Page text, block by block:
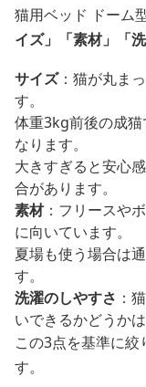
猫用ベッド ドーム
イズ」「素材」「
サイズ：猫が丸ま
す。
体重3kg前後の成
なります。
大きすぎると安心
合があります。
素材：フリースや
に向いています。
夏場も使う場合は
す。
洗濯のしやすさ ：
いできるかどうか
この3点を基準に絞
す。